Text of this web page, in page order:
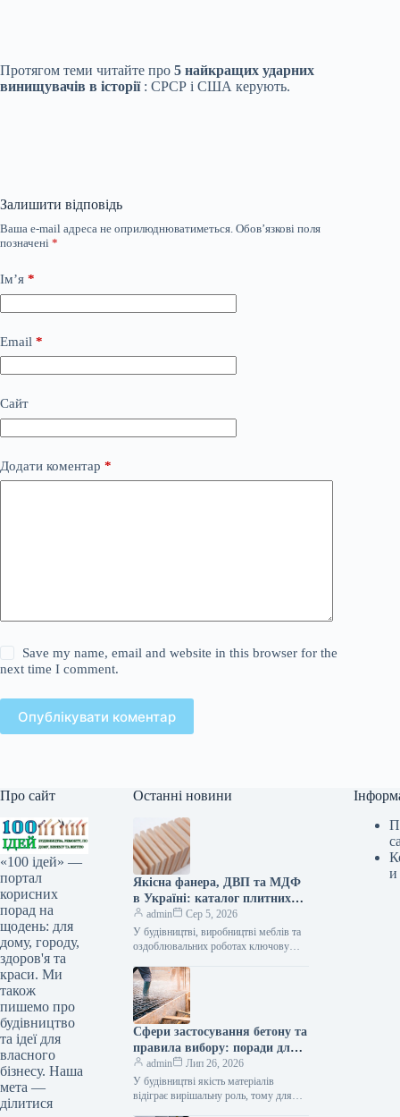
Протягом теми читайте про 5 найкращих ударних
винищувачів в історії: СРСР і США керують.
Залишити відповідь
Ваша e-mail адреса не оприлюднюватиметься. Обов’язкові поля
позначені *
Ім’я *
Email *
Сайт
Додати коментар *
Save my name, email and website in this browser for the
next time I comment.
Опублікувати коментар
Про сайт
«100 ідей» —
портал
корисних
порад на
щодень: для
дому, городу,
здоров'я та
краси. Ми
також
пишемо про
будівництво
та ідеї для
власного
бізнесу. Наша
мета —
ділитися
Останні новини
Якісна фанера, ДВП та МДФ
в Україні: каталог плитних
матеріалів від «ВІН-ВУД»
admin
Сер 5, 2026
У будівництві, виробництві меблів та
оздоблювальних роботах ключову
сировини. Компанія «ВІН-ВУД» уже
тривалий час займається…
Сфери застосування бетону та
правила вибору: поради для
приватного й промислового
будівництва
admin
Лип 26, 2026
У будівництві якість матеріалів
відіграє вирішальну роль, тому для
и